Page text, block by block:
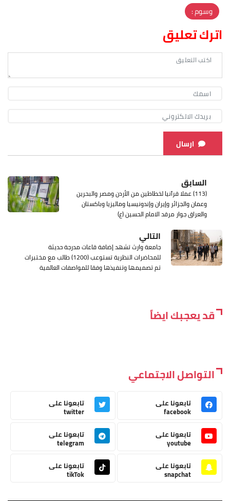
وسوم :
اترك تعليق
ارسال
السابق
(113) عملا قرآنيا لخطاطين من الأردن ومصر والبحرين
وعمان والجزائر وإيران وإندونيسيا وماليزيا وباكستان
والعراق جوار مرقد الامام الحسين (ع)
التالي
جامعة وارث تشهد إضافة قاعات مدرجة حديثة
للمحاضرات النظرية تستوعب (1200) طالب مع مختبرات
تم تصميمها وتنفيذها وفقا للمواصفات العالمية
قد يعجبك ايضاً
التواصل الاجتماعي
تابعونا على
facebook
تابعونا على
twitter
تابعونا على
youtube
تابعونا على
telegram
تابعونا على
snapchat
تابعونا على
tikTok